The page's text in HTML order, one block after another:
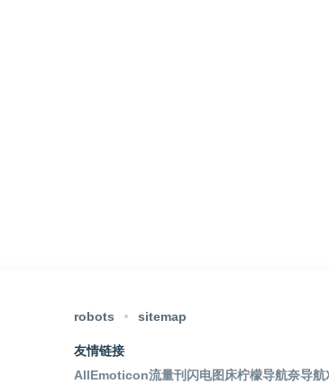
robots sitemap
友情链接
AllEmoticon流量刊 闪电图床柠檬导航奈导航